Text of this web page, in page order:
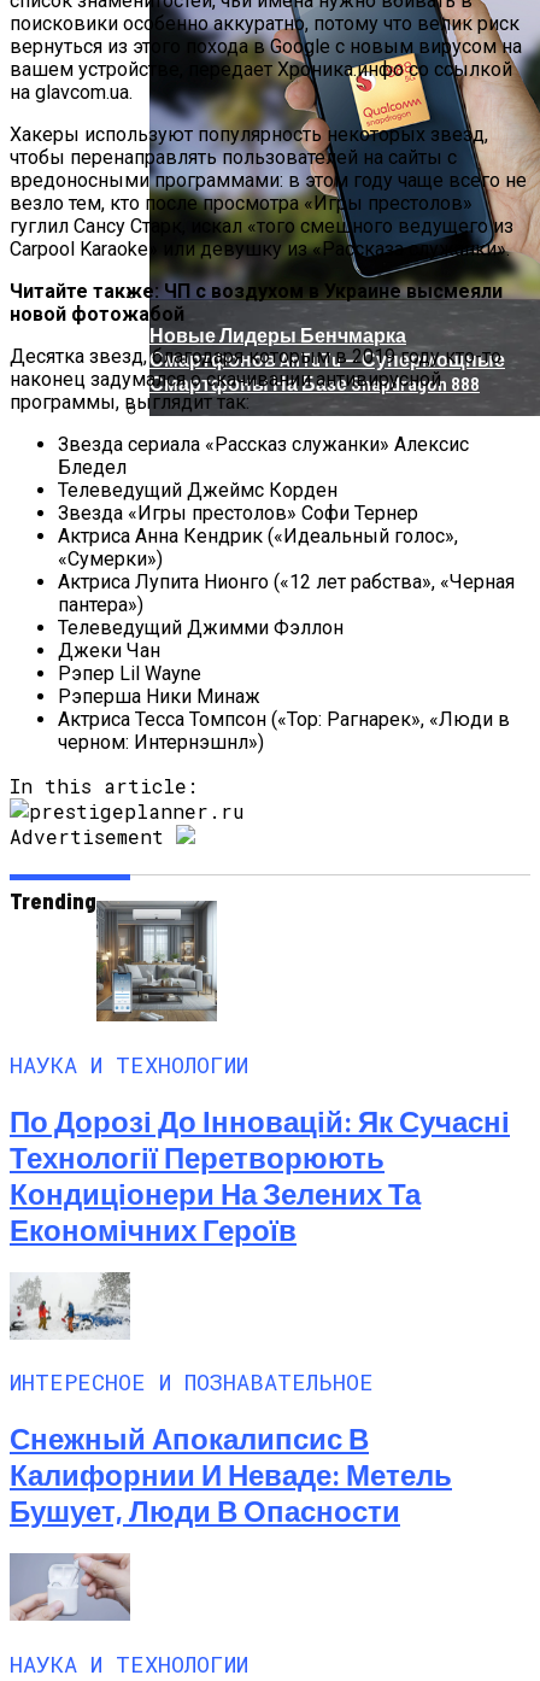
Очистить Реки От Пластика
Китай Готовит Путешествие К Луне
Новые Лидеры Бенчмарка
Смартфонов AnTuTu — Супермощные
Смартфоны На Базе Snapdragon 888
поисковики особенно аккуратно, потому что велик риск
вернуться из этого похода в Google с новым вирусом на
вашем устройстве, передает Хроника.инфо со ссылкой
на glavcom.ua.
Хакеры используют популярность некоторых звезд,
чтобы перенаправлять пользователей на сайты с
вредоносными программами: в этом году чаще всего не
везло тем, кто после просмотра «Игры престолов»
гуглил Сансу Старк, искал «того смешного ведущего из
Carpool Karaoke» или девушку из «Рассказа служанки».
Читайте также:ЧП с воздухом в Украине высмеяли
новой фотожабой
Десятка звезд, благодаря которым в 2019 году кто-то
наконец задумался о скачивании антивирусной
программы, выглядит так:
Звезда сериала «Рассказ служанки» Алексис
Бледел
Телеведущий Джеймс Корден
Звезда «Игры престолов» Софи Тернер
Актриса Анна Кендрик («Идеальный голос»,
«Сумерки»)
Актриса Лупита Нионго («12 лет рабства», «Черная
пантера»)
Телеведущий Джимми Фэллон
Джеки Чан
Рэпер Lil Wayne
Рэперша Ники Минаж
Актриса Тесса Томпсон («Тор: Рагнарек», «Люди в
черном: Интернэшнл»)
In this article:
Advertisement
Trending
НАУКА И ТЕХНОЛОГИИ
По Дорозі До Інновацій: Як Сучасні
Технології Перетворюють
Кондиціонери На Зелених Та
Економічних Героїв
ИНТЕРЕСНОЕ И ПОЗНАВАТЕЛЬНОЕ
Снежный Апокалипсис В
Калифорнии И Неваде: Метель
Бушует, Люди В Опасности
НАУКА И ТЕХНОЛОГИИ